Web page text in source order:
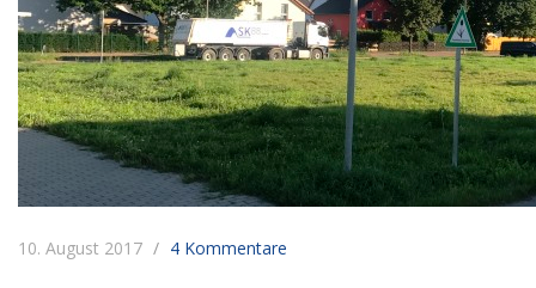
10. August 2017 4 Kommentare